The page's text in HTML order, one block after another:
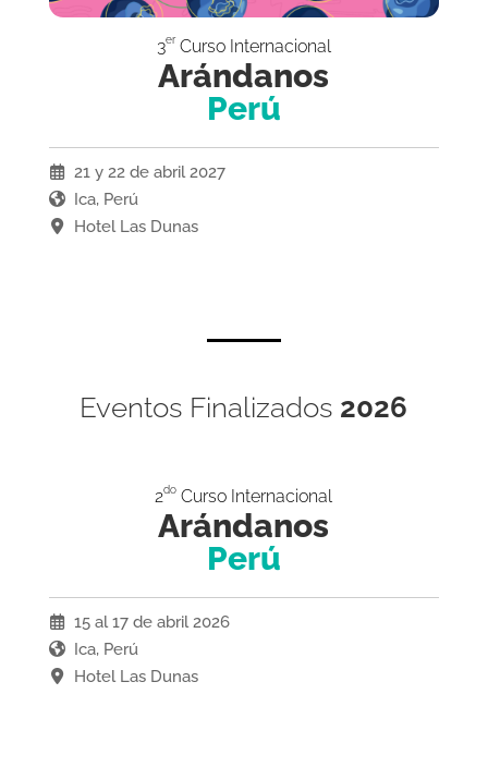
3er Curso Internacional
Arándanos
Perú
21 y 22 de abril 2027
Ica, Perú
Hotel Las Dunas
Eventos Finalizados 2026
2do Curso Internacional
Arándanos
Perú
15 al 17 de abril 2026
Ica, Perú
Hotel Las Dunas